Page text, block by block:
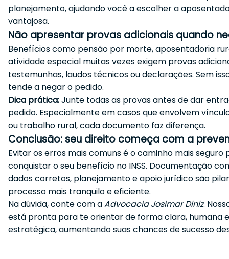
planejamento, ajudando você a escolher a
vantajosa.
Não apresentar provas adicionais quando
Benefícios como pensão por morte, aposentadoria
atividade especial muitas vezes exigem provas
testemunhas, laudos técnicos ou declarações. Sem
tende a negar o pedido.
Dica prática:Junte todas as provas antes de dar
pedido. Especialmente em casos que envolvem
ou trabalho rural, cada documento faz diferença.
Conclusão: seu direito começa com a
Evitar os erros mais comuns é o caminho mais seguro
conquistar o seu benefício no INSS. Documentação
dados corretos, planejamento e apoio jurídico são
processo mais tranquilo e eficiente.
Na dúvida, conte com aAdvocacia Josimar Diniz.
está pronta para te orientar de forma clara, humana e
estratégica, aumentando suas chances de sucesso